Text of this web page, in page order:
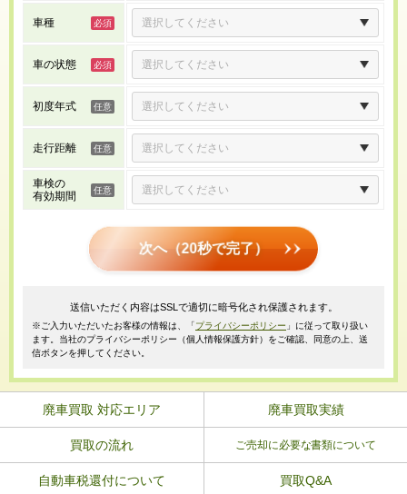
車種
車の状態
初度年式
走行距離
車検の
有効期間
次へ（20秒で完了）
送信いただく内容はSSLで適切に暗号化され保護されます。
※ご入力いただいたお客様の情報は、「プライバシーポリシー 」に従って取り扱い
ます。当社のプライバシーポリシー（個人情報保護方針）をご確認、同意の上、送
信ボタンを押してください。
廃車買取 対応エリア 廃車買取実績
買取の流れ ご売却に必要な書類について
自動車税還付について 買取Q&A